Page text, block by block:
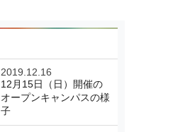
2019.12.16
12月15日（日）開催の
オープンキャンパスの様
子